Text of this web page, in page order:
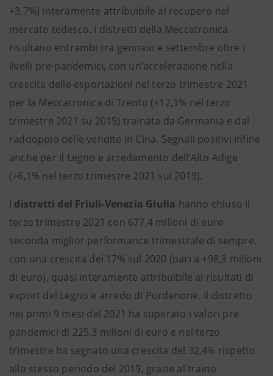
+3,7%) interamente attribuibile al recupero nel
mercato tedesco. I distretti della Meccatronica
risultano entrambi tra gennaio e settembre oltre i
livelli pre-pandemici, con un’accelerazione nella
crescita delle esportazioni nel terzo trimestre 2021
per la Meccatronica di Trento (+12,1% nel terzo
trimestre 2021 su 2019) trainata da Germania e dal
raddoppio delle vendite in Cina. Segnali positivi infine
anche per il Legno e arredamento dell’Alto Adige
(+6,1% nel terzo trimestre 2021 sul 2019).
I distretti del Friuli-Venezia Giulia hanno chiuso il
terzo trimestre 2021 con 677,4 milioni di euro
seconda miglior performance trimestrale di sempre,
con una crescita del 17% sul 2020 (pari a +98,3 milioni
di euro), quasi interamente attribuibile ai risultati di
export del Legno e arredo di Pordenone. Il distretto
nei primi 9 mesi del 2021 ha superato i valori pre
pandemici di 225,3 milioni di euro e nel terzo
trimestre ha segnato una crescita del 32,4% rispetto
allo stesso periodo del 2019, grazie al traino